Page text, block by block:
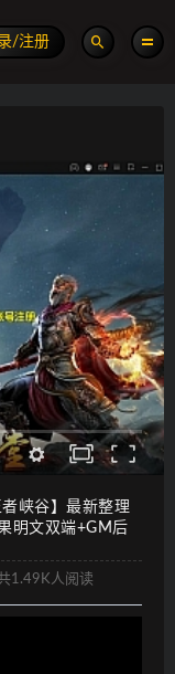
/注册
峡谷】最新整理
明文双端+GM后
1.49K人阅读